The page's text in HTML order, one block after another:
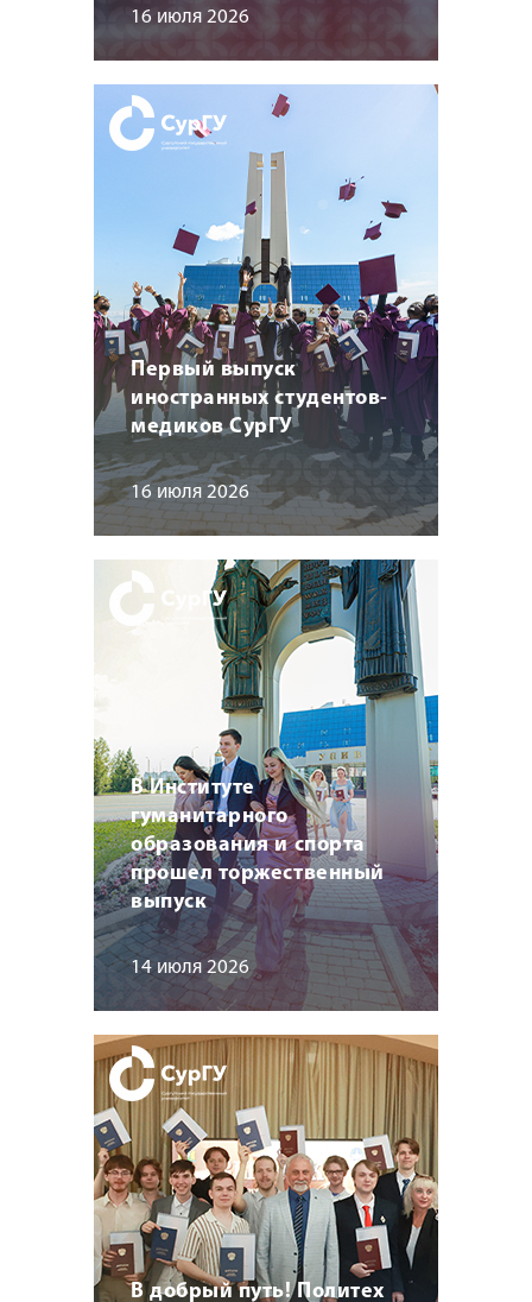
16 июля 2026
Первый выпуск
иностранных студентов-
медиков СурГУ
16 июля 2026
В Институте
гуманитарного
образования и спорта
прошел торжественный
выпуск
14 июля 2026
В добрый путь! Политех